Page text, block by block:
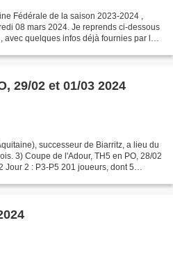
Fédérale de la saison 2023-2024 ,
08 mars 2024. Je reprends ci-dessous
avec quelques infos déjà fournies par les
29/02 et 01/03 2024
successeur de Biarritz, a lieu du
3) Coupe de l'Adour, TH5 en PO, 28/02
Jour 2 : P3-P5 201 joueurs, dont 5